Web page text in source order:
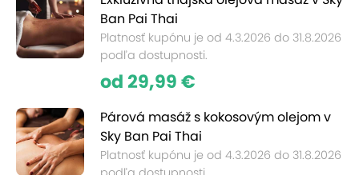
Ban Pai Thai
Platnosť kupónu je od 4.3.2026 do 31.8.2026
podľa dostupnosti.
od 29,99 €
Párová masáž s kokosovým olejom v
Sky Ban Pai Thai
Platnosť kupónu je od 4.3.2026 do 31.8.2026